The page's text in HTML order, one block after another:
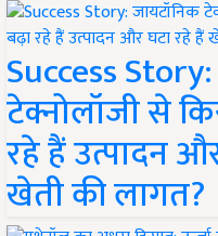
Success
टेक्नोलॉजी से
रहे हैं उत्पादन
खेती की लागत?